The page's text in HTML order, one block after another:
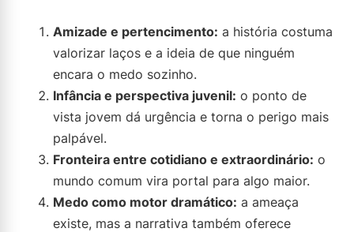
Amizade e pertencimento: a história costuma
valorizar laços e a ideia de que ninguém
encara o medo sozinho.
Infância e perspectiva juvenil: o ponto de
vista jovem dá urgência e torna o perigo mais
palpável.
Fronteira entre cotidiano e extraordinário: o
mundo comum vira portal para algo maior.
Medo como motor dramático: a ameaça
existe, mas a narrativa também oferece